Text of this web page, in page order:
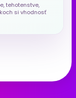
tehotenstve,
si vhodnosť